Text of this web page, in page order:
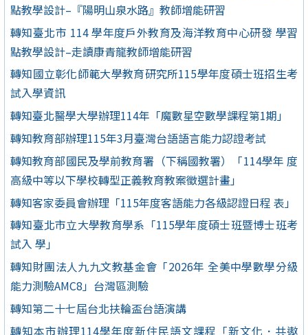
點教學設計–『陽明山泉水路』教師增能研習
轉知臺北市 114 學年度戶外教育及海洋教育中心研發 學習
點教學設計–走讀康青龍教師增能研習
轉知國立彰化師範大學教育研究所115學年度碩士班招生考
試入學資訊
轉知臺北醫學大學辦理114年「魔數星空數學課程第1期」
轉知教育部辦理115年3月臺灣台語語言能力認證考試
轉知教育部國民及學前教育署（下稱國教署）「114學年 度
高級中等以下學校轉型正義教育教案徵選計畫」
轉知客家委員會辦理「115年度客語能力各級認證日程 表」
轉知臺北市立大學教育學系「115學年度碩士班暨博士班考
試入 學」
轉知財團法人九九文教基金會「2026年 全美中學數學分級
能力測驗AMC8」台灣區測驗
轉知第二十七屆台北扶輪盃台語演講
轉知本市辦理114學年度新住民語文課程「新文化．共遨